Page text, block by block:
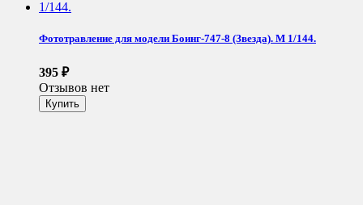
Фототравление для модели Боинг-747-8 (Звезда). М 1/144.
395 ₽
Отзывов нет